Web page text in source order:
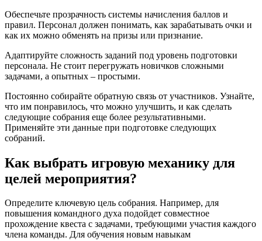
Обеспечьте прозрачность системы начисления баллов и
правил. Персонал должен понимать, как зарабатывать очки и
как их можно обменять на призы или признание.
Адаптируйте сложность заданий под уровень подготовки
персонала. Не стоит перегружать новичков сложными
задачами, а опытных – простыми.
Постоянно собирайте обратную связь от участников. Узнайте,
что им понравилось, что можно улучшить, и как сделать
следующие собрания еще более результативными.
Применяйте эти данные при подготовке следующих
собраний.
Как выбрать игровую механику для
целей мероприятия?
Определите ключевую цель собрания. Например, для
повышения командного духа подойдет совместное
прохождение квеста с задачами, требующими участия каждого
члена команды. Для обучения новым навыкам